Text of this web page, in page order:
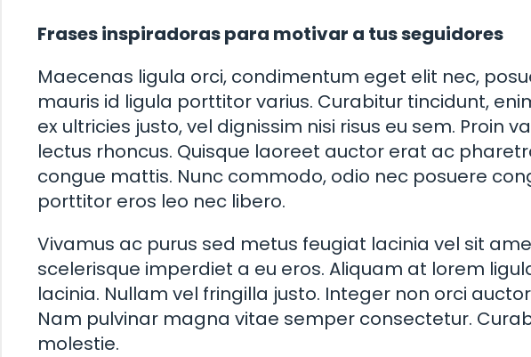
Frases inspiradoras para motivar a tus seguidores
Maecenas ligula orci, condimentum eget elit nec,
mauris id ligula porttitor varius. Curabitur tincidunt,
ex ultricies justo, vel dignissim nisi risus eu sem. Proin
lectus rhoncus. Quisque laoreet auctor erat ac
congue mattis. Nunc commodo, odio nec posuere
porttitor eros leo nec libero.
Vivamus ac purus sed metus feugiat lacinia vel sit
scelerisque imperdiet a eu eros. Aliquam at lorem
lacinia. Nullam vel fringilla justo. Integer non orci
Nam pulvinar magna vitae semper consectetur.
molestie.